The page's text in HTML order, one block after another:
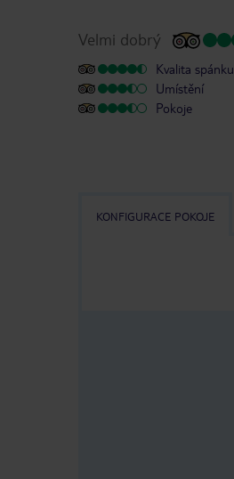
Velmi dobrý
Kvalita spánku
Umístění
Pokoje
KONFIGURACE POKOJE